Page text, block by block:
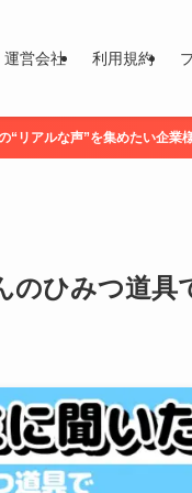
運営会社 利用規約
“リアルな声”を集めたい企業
のひみつ道具